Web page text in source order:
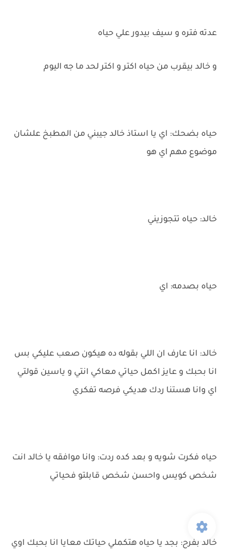
عدته فتره و سيف بيدور علي حياه
و خالد بيقرب من حياه اكتر و اكتر لحد ما جه اليوم
حياه بضحك: اي يا استاذ خالد جيبني من المطبخ علشان
موضوع مهم اي هو
خالد: حياه تتجوزيني
حياه بصدمه: اي
خالد: انا عارف ان اللي بقوله ده هيكون صعب عليكي بس
انا بحبك و عايز اكمل حياتي معاكي انتي و ياسين قولتي
اي وانا هستنا ردك هديكي فرصه تفكري
حياه فكرت شويه و بعد كده ردت: وانا موافقه يا خالد انت
شخص كويس واحسن شخص قابلتو فحياتي
خالد بفرح: بجد يا حياه هتكملي حياتك معايا انا بحبك اوي